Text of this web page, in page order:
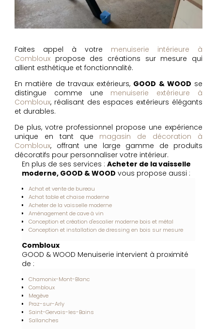
Faites appel à votre menuiserie intérieure à
Combloux propose des créations sur mesure qui
allient esthétique et fonctionnalité.
En matière de travaux extérieurs, GOOD & WOOD se
distingue comme une menuiserie extérieure à
Combloux, réalisant des espaces extérieurs élégants
et durables.
De plus, votre professionnel propose une expérience
unique en tant que magasin de décoration à
Combloux, offrant une large gamme de produits
décoratifs pour personnaliser votre intérieur.
En plus de ses services : Acheter de la vaisselle
moderne, GOOD & WOOD vous propose aussi :
Achat et vente de bureau
Achat table et chaise moderne
Acheter de la vaisselle moderne
Aménagement de cave à vin
Conception et création d'escalier moderne bois et métal
Conception et installation de dressing en bois sur mesure
Combloux
GOOD & WOOD Menuiserie intervient à proximité
de :
Chamonix-Mont-Blanc
Combloux
Megève
Praz-sur-Arly
Saint-Gervais-les-Bains
Sallanches